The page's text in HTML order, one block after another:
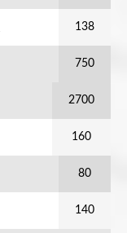
138
750
2700
160
80
140